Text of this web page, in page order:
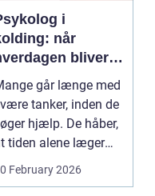
i
når
bliver
tung at bære
alene
går længe med
tanker, inden de
hjælp. De håber,
tiden alene læger
at tr...
February 2026